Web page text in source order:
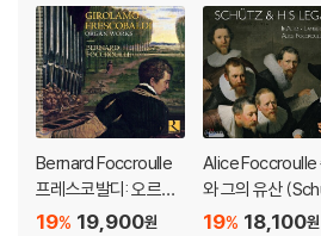
Bernard Foccroulle
프레스코발디: 오르간
작품집 (Girolamo Fre
19,900원
19%
Alice Foccroulle
와 그의 유산
& His Legacy) 알
18,100원
19%